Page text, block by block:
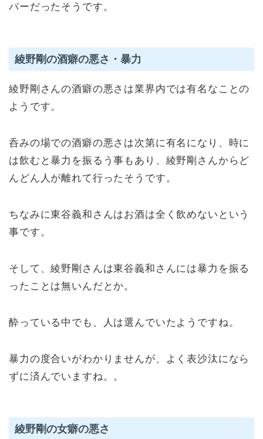
バーだったそうです。
綾野剛の酒癖の悪さ・暴力
綾野剛さんの酒癖の悪さは業界内では有名なことの
ようです。
呑みの場での酒癖の悪さは次第に有名になり、時に
は飲むと暴力を振るう事もあり、綾野剛さんからど
んどん人が離れて行ったそうです。
ちなみに東谷義和さんはお酒は全く飲めないという
事です。
そして、綾野剛さんは東谷義和さんには暴力を振る
ったことは無いんだとか。
酔っている中でも、人は選んでいたようですね。
暴力の度合いがわかりませんが、よく表沙汰になら
ずに済んでいますね。。
綾野剛の女癖の悪さ